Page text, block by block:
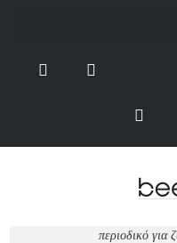
περιοδικό για